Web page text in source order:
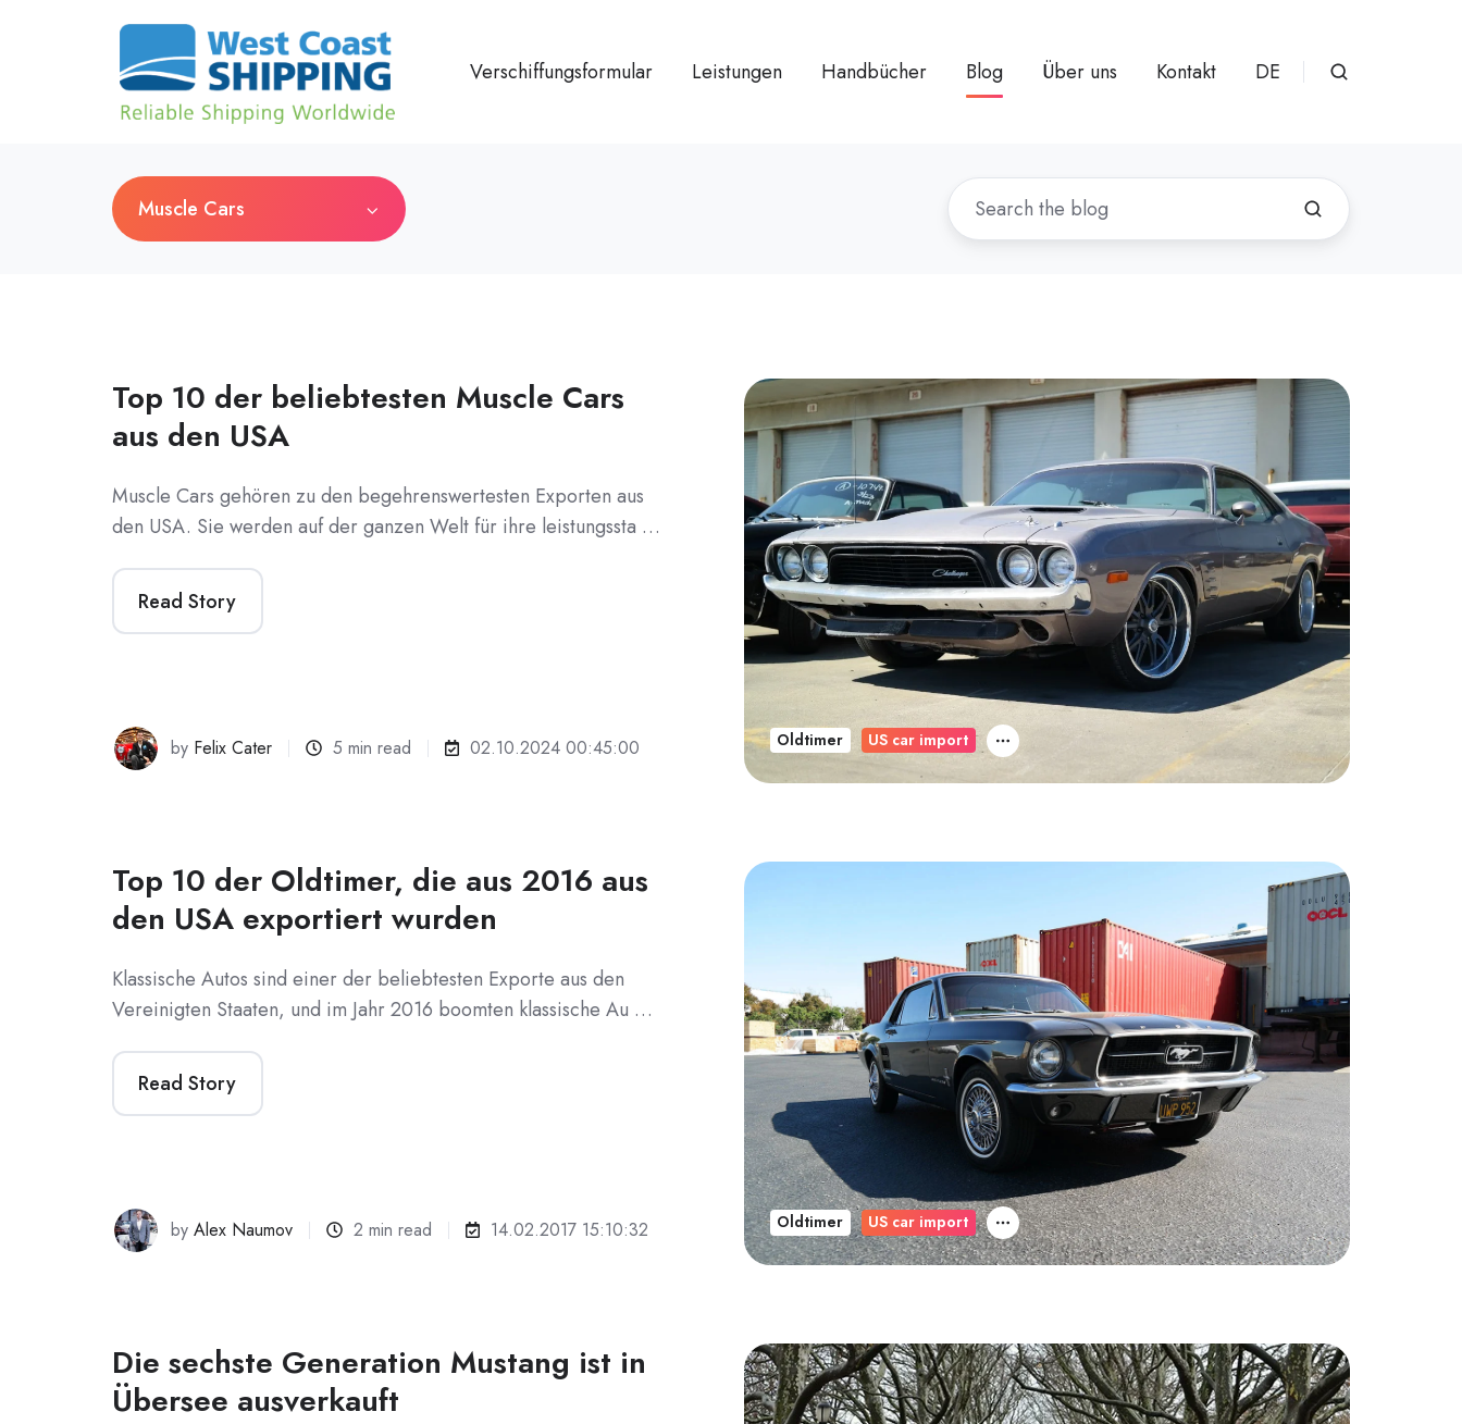
Verschiffungsformular Leistungen Handbücher Blog Über uns Kontakt DE
Muscle Cars
Top 10 der beliebtesten Muscle Cars
aus den USA
Muscle Cars gehören zu den begehrenswertesten Exporten aus
den USA. Sie werden auf der ganzen Welt für ihre leistungssta …
Read Story
by Felix Cater 5 min read 02.10.2024 00:45:00 Oldtimer US car import
Top 10 der Oldtimer, die aus 2016 aus
den USA exportiert wurden
Klassische Autos sind einer der beliebtesten Exporte aus den
Vereinigten Staaten, und im Jahr 2016 boomten klassische Au …
Read Story
byAlex Naumov 2 min read 14.02.2017 15:10:32 Oldtimer US car import
Die sechste Generation Mustang ist in
Übersee ausverkauft